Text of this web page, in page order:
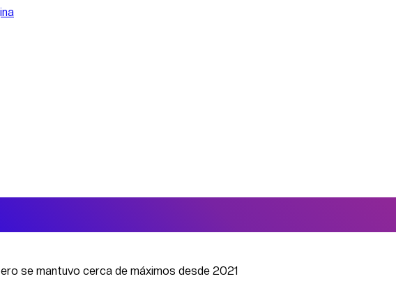
se mantuvo cerca de máximos desde 2021